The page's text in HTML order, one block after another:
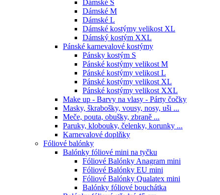
Dámské S
Dámské M
Dámské L
Dámské kostýmy velikost XL
Dámský kostým XXL
Pánské karnevalové kostýmy
Pánsky kostým S
Pánské kostýmy velikost M
Pánské kostýmy velikost L
Pánské kostýmy velikost XL
Pánské kostýmy velikost XXL
Make up - Barvy na vlasy - Párty čočky
Masky, škrabošky, vousy, nosy, uši ...
Meče, pouta, obušky, zbraně ...
Paruky, klobouky, čelenky, korunky ...
Karnevalové doplňky
Fóliové balónky
Balónky fóliové mini na tyčku
Fóliové Balónky Anagram mini
Fóliové Balónky EU mini
Fóliové Balónky Qualatex mini
Balónky fóliové bouchátka